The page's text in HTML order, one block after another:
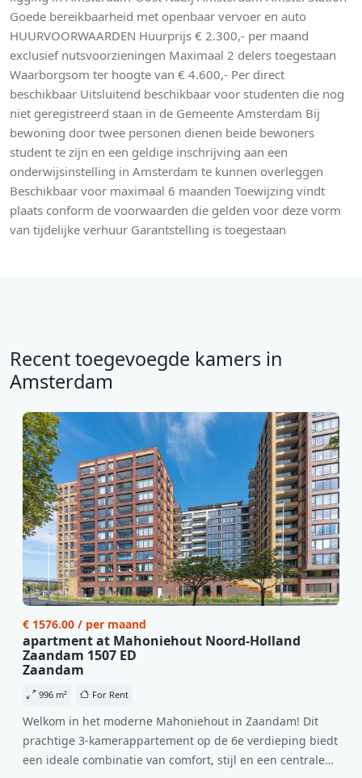
Goede bereikbaarheid met openbaar vervoer en auto
HUURVOORWAARDEN Huurprijs € 2.300,- per maand
exclusief nutsvoorzieningen Maximaal 2 delers toegestaan
Waarborgsom ter hoogte van € 4.600,- Per direct
beschikbaar Uitsluitend beschikbaar voor studenten die nog
niet geregistreerd staan in de Gemeente Amsterdam Bij
bewoning door twee personen dienen beide bewoners
student te zijn en een geldige inschrijving aan een
onderwijsinstelling in Amsterdam te kunnen overleggen
Beschikbaar voor maximaal 6 maanden Toewijzing vindt
plaats conform de voorwaarden die gelden voor deze vorm
van tijdelijke verhuur Garantstelling is toegestaan
Recent toegevoegde kamers in
Amsterdam
€ 1576.00 / per maand
apartment at Mahoniehout Noord-Holland
Zaandam 1507 ED
Zaandam
996 m² For Rent
Welkom in het moderne Mahoniehout in Zaandam! Dit
prachtige 3-kamerappartement op de 6e verdieping biedt
een ideale combinatie van comfort, stijl en een centrale